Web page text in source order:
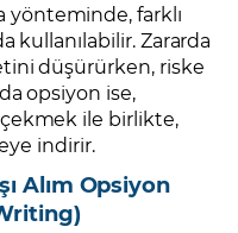
yönteminde, farklı
kullanılabilir. Zararda
düşürürken, riske
opsiyon ise,
ile birlikte,
indirir.
Alım Opsiyon